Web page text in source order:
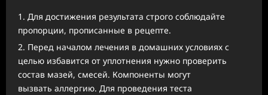
Для достижения результата строго соблюдайте
пропорции, прописанные в рецепте.
Перед началом лечения в домашних условиях с
целью избавится от уплотнения нужно проверить
состав мазей, смесей. Компоненты могут
вызвать аллергию. Для проведения теста